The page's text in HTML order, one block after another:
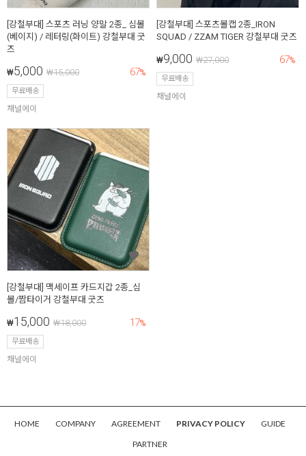
[강철부대] 스포츠 러닝 양말 2종_ 심볼
(베이지) / 레터링(화이트) 강철부대 굿
즈
₩5,000 ₩15,000 67%
무료배송
채널에이
[강철부대] 스포츠볼캡 2종_IRON
SQUAD / ZZAM TIGER 강철부대 굿즈
₩9,000 ₩27,000 67%
무료배송
채널에이
[강철부대] 맥세이프 카드지갑 2종_심
볼/짬타이거 강철부대 굿즈
₩15,000 ₩18,000 17%
무료배송
채널에이
HOME COMPANY AGREEMENT PRIVACY POLICY
GUIDE
PARTNER